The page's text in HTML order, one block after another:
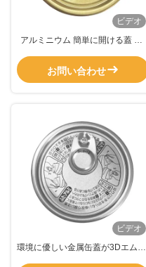
ビデオ
アルミニウム 簡単に開ける蓋 金
ーヒー缶
お問い合わせ
ビデオ
環境に優しい金属缶蓋が3Dエムボ